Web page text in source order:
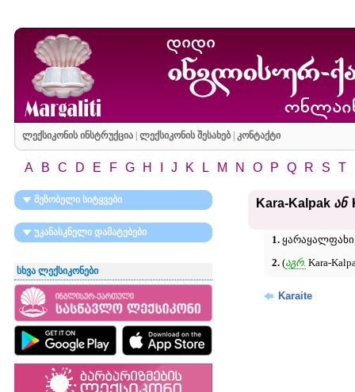
ლექსიკონის ინსტრუქცია| ლექსიკონის შესახებ| კონტაქტი
A B C D E F G H J K L M N O P Q R S T
მეზობელი სიტყვები
უკანასკნელი დამატებები
სხვა ლექსიკონები
Kara-Kalpak ან
1.ყარაყალფახი;
2.(აგრ. Kara-
Karaite